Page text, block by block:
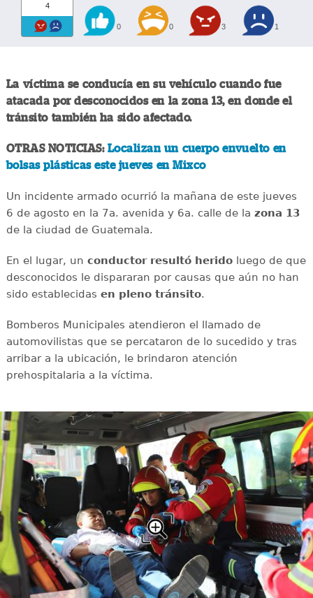
4
0 0 3 1
La víctima se conducía en su vehículo cuando fue
atacada por desconocidos en la zona 13, en donde el
tránsito también ha sido afectado.
OTRAS NOTICIAS: Localizan un cuerpo envuelto en
bolsas plásticas este jueves en Mixco
Un incidente armado ocurrió la mañana de este jueves
6 de agosto en la 7a. avenida y 6a. calle de la zona 13
de la ciudad de Guatemala.
En el lugar, un conductor resultó heridoluego de que
desconocidos le dispararan por causas que aún no han
sido establecidas en pleno tránsito.
Bomberos Municipales atendieron el llamado de
automovilistas que se percataron de lo sucedido y tras
arribar a la ubicación, le brindaron atención
prehospitalaria a la víctima.